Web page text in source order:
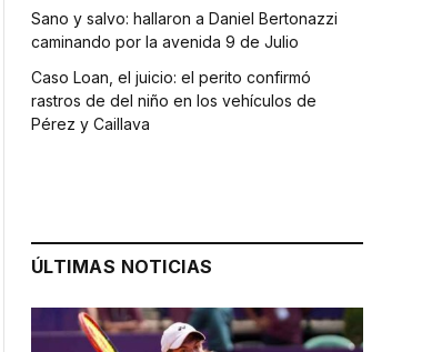
Sano y salvo: hallaron a Daniel Bertonazzi
caminando por la avenida 9 de Julio
Caso Loan, el juicio: el perito confirmó
rastros de del niño en los vehículos de
Pérez y Caillava
ÚLTIMAS NOTICIAS